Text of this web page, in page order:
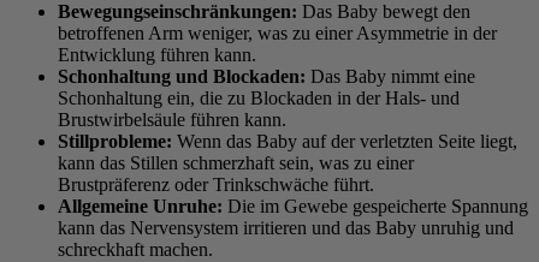
Bewegungseinschränkungen: Das Baby bewegt den
betroffenen Arm weniger, was zu einer Asymmetrie in der
Entwicklung führen kann.
Schonhaltung und Blockaden: Das Baby nimmt eine
Schonhaltung ein, die zu Blockaden in der Hals- und
Brustwirbelsäule führen kann.
Stillprobleme: Wenn das Baby auf der verletzten Seite liegt,
kann das Stillen schmerzhaft sein, was zu einer
Brustpräferenz oder Trinkschwäche führt.
Allgemeine Unruhe: Die im Gewebe gespeicherte Spannung
kann das Nervensystem irritieren und das Baby unruhig und
schreckhaft machen.